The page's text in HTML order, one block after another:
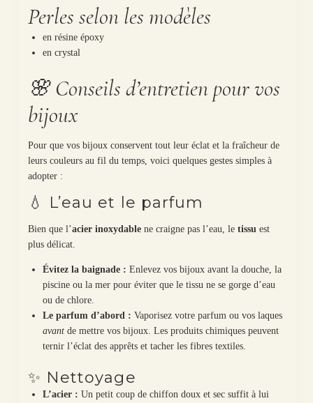
Perles selon les modèles
en résine époxy
en crystal
🌸 Conseils d’entretien pour vos
bijoux
Pour que vos bijoux conservent tout leur éclat et la fraîcheur de
leurs couleurs au fil du temps, voici quelques gestes simples à
adopter :
💧 L’eau et le parfum
Bien que l’acier inoxydablene craigne pas l’eau, le tissu est
plus délicat.
Évitez la baignade : Enlevez vos bijoux avant la douche, la
piscine ou la mer pour éviter que le tissu ne se gorge d’eau
ou de chlore.
Le parfum d’abord : Vaporisez votre parfum ou vos laques
avantde mettre vos bijoux. Les produits chimiques peuvent
ternir l’éclat des apprêts et tacher les fibres textiles.
✨ Nettoyage
L’acier : Un petit coup de chiffon doux et sec suffit à lui